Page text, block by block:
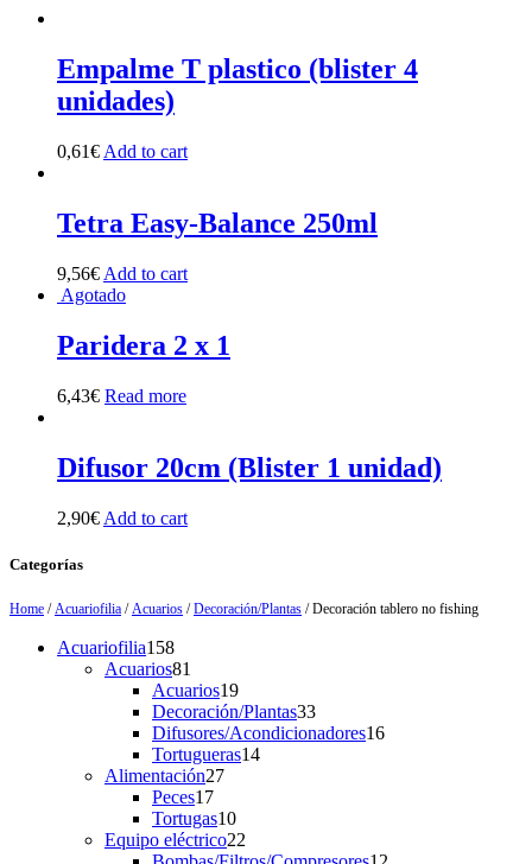
Empalme T plastico (blister 4
unidades)
0,61€ Add to cart
Tetra Easy-Balance 250ml
9,56€ Add to cart
Agotado
Paridera 2 x 1
6,43€ Read more
Difusor 20cm (Blister 1 unidad)
2,90€ Add to cart
Categorías
Home /Acuariofilia /Acuarios /Decoración/Plantas / Decoración tablero no fishing
Acuariofilia158158
products
Acuarios81
products
Acuarios1919
products
Decoración/Plantas3333
products
Difusores/Acondicionadores1616
Tortugueras1414
Alimentación2727
Peces1717
products
Tortugas1010
products
Equipo eléctrico22
products